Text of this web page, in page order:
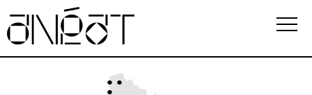
Association